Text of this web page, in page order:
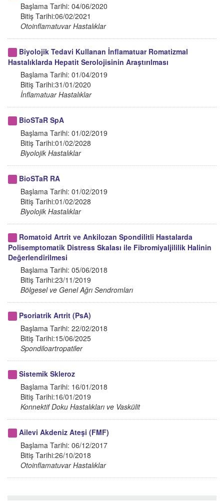
Başlama Tarihi: 04/06/2020
Bitiş Tarihi:06/02/2021
Otoinflamatuvar Hastalıklar
Biyolojik Tedavi Kullanan İnflamatuar Romatizmal
Hastalıklarda Hepatit Serolojisinin Araştırılması
Başlama Tarihi: 01/04/2019
Bitiş Tarihi:31/01/2020
İnflamatuar Hastalıklar
BioSTaR SpA
Başlama Tarihi: 01/02/2019
Bitiş Tarihi:01/02/2028
Biyolojik Hastalıklar
BioSTaR RA
Başlama Tarihi: 01/02/2019
Bitiş Tarihi:01/02/2028
Biyolojik Hastalıklar
Romatoid Artrit ve Ankilozan Spondilitli Hastalarda
Polisemptomatik Distress Skalası ile Fibromiyaljililik Halinin
Değerlendirilmesi
Başlama Tarihi: 05/06/2018
Bitiş Tarihi:23/11/2019
Bölgesel ve Genel Ağrı Sendromları
Psoriatrik Artrit (PsA)
Başlama Tarihi: 22/02/2018
Bitiş Tarihi:15/06/2025
Spondiloartropatiler
Sistemik Skleroz
Başlama Tarihi: 16/01/2018
Bitiş Tarihi:16/01/2019
Konnektif Doku Hastalıkları ve Vaskülit
Ailevi Akdeniz Ateşi (FMF)
Başlama Tarihi: 06/12/2017
Bitiş Tarihi:26/10/2018
Otoinflamatuvar Hastalıklar